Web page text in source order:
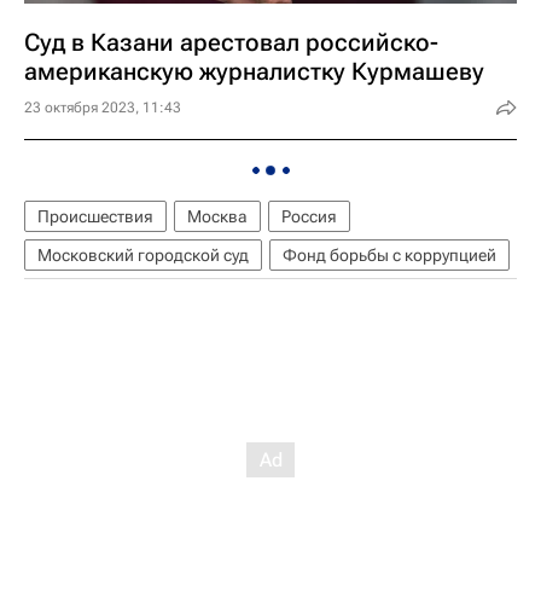
Суд в Казани арестовал российско-
американскую журналистку Курмашеву
23 октября 2023, 11:43
Происшествия Москва
Россия
Московский городской суд
Фонд борьбы с коррупцией